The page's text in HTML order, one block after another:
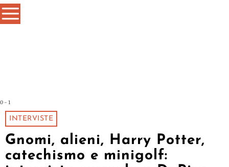
0 - 1
INTERVISTE
Gnomi, alieni, Harry Potter,
catechismo e minigolf: